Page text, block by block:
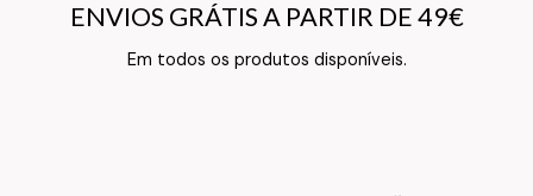
ENVIOS GRÁTIS A PARTIR DE 49€
Em todos os produtos disponíveis.
ENVIOS GRÁTIS A PARTIR DE 49€
Texto do Verso do Cartão de Informação